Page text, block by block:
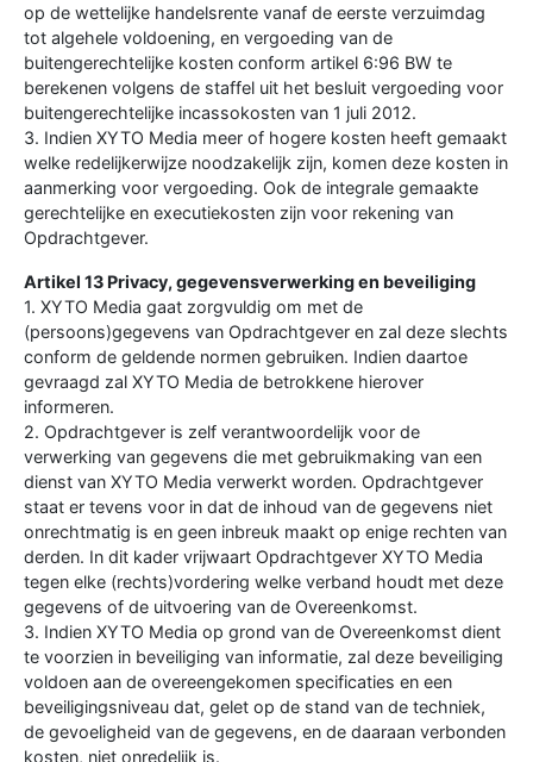
op de wettelijke handelsrente vanaf de eerste verzuimdag
tot algehele voldoening, en vergoeding van de
buitengerechtelijke kosten conform artikel 6:96 BW te
berekenen volgens de staffel uit het besluit vergoeding voor
buitengerechtelijke incassokosten van 1 juli 2012.
3. Indien XYTO Media meer of hogere kosten heeft gemaakt
welke redelijkerwijze noodzakelijk zijn, komen deze kosten in
aanmerking voor vergoeding. Ook de integrale gemaakte
gerechtelijke en executiekosten zijn voor rekening van
Opdrachtgever.
Artikel 13 Privacy, gegevensverwerking en beveiliging
1. XYTO Media gaat zorgvuldig om met de
(persoons)gegevens van Opdrachtgever en zal deze slechts
conform de geldende normen gebruiken. Indien daartoe
gevraagd zal XYTO Media de betrokkene hierover
informeren.
2. Opdrachtgever is zelf verantwoordelijk voor de
verwerking van gegevens die met gebruikmaking van een
dienst van XYTO Media verwerkt worden. Opdrachtgever
staat er tevens voor in dat de inhoud van de gegevens niet
onrechtmatig is en geen inbreuk maakt op enige rechten van
derden. In dit kader vrijwaart Opdrachtgever XYTO Media
tegen elke (rechts)vordering welke verband houdt met deze
gegevens of de uitvoering van de Overeenkomst.
3. Indien XYTO Media op grond van de Overeenkomst dient
te voorzien in beveiliging van informatie, zal deze beveiliging
voldoen aan de overeengekomen specificaties en een
beveiligingsniveau dat, gelet op de stand van de techniek,
de gevoeligheid van de gegevens, en de daaraan verbonden
kosten, niet onredelijk is.